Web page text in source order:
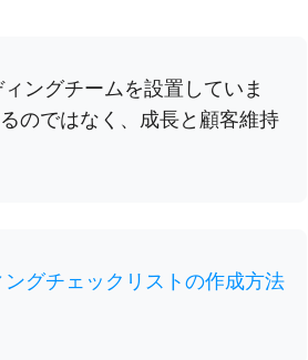
ングチームを設置していま
のではなく、成長と顧客維持
グチェックリストの作成方法